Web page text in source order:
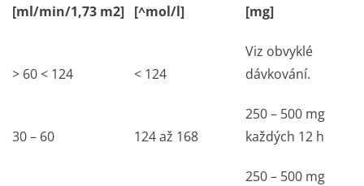
[ml/min/1,73 m2] [^mol/l] [mg]
> 60 < 124 < 124
Viz obvyklé
dávkování.
30 – 60 124 až 168
250 – 500 mg
každých 12 h
250 – 500 mg